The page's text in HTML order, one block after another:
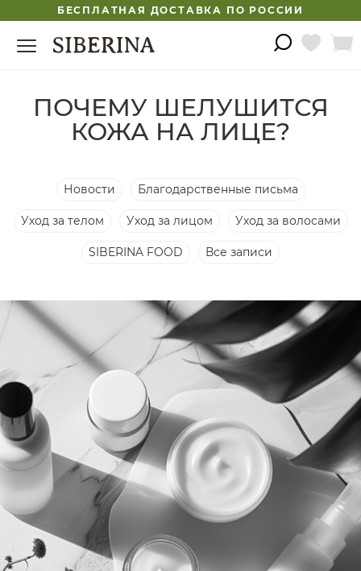
БЕСПЛАТНАЯ ДОСТАВКА ПО РОССИИ
ПОЧЕМУ ШЕЛУШИТСЯ
КОЖА НА ЛИЦЕ?
Новости Благодарственные письма
Уход за телом Уход за лицом Уход за волосами
SIBERINA FOOD Все записи